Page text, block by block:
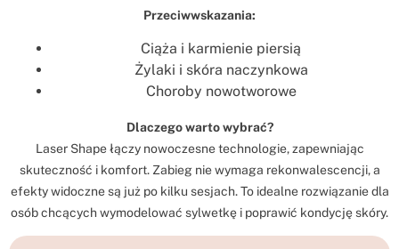
Przeciwwskazania:
Ciąża i karmienie piersią
Żylaki i skóra naczynkowa
Choroby nowotworowe
Dlaczego warto wybrać?
Laser Shape łączy nowoczesne technologie, zapewniając
skuteczność i komfort. Zabieg nie wymaga rekonwalescencji, a
efekty widoczne są już po kilku sesjach. To idealne rozwiązanie dla
osób chcących wymodelować sylwetkę i poprawić kondycję skóry.